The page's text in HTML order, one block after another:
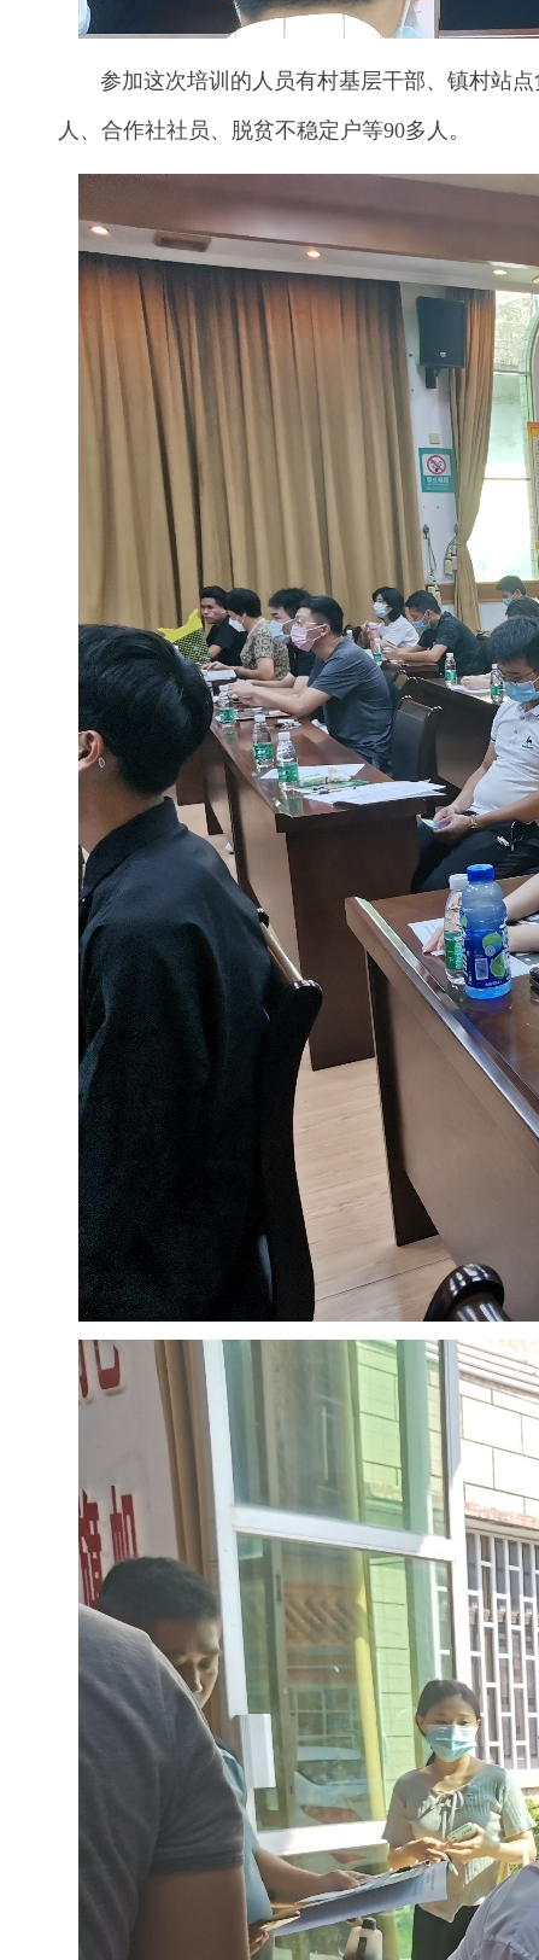
参加这次培训的人员有村基层干部、镇村站点
人、合作社社员、脱贫不稳定户等90多人。